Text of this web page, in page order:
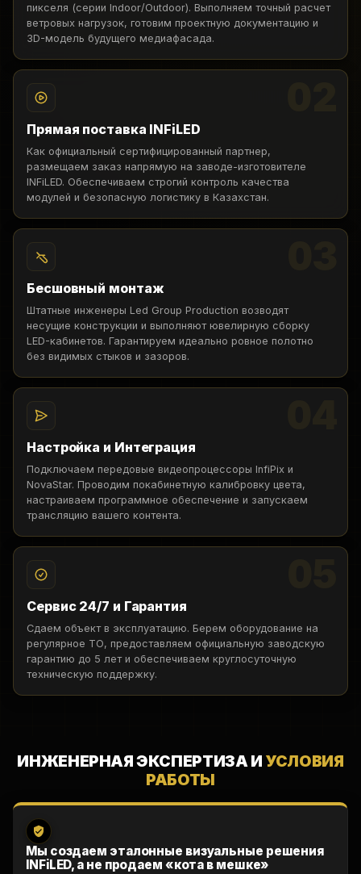
пикселя (серии Indoor/Outdoor). Выполняем точный расчет
ветровых нагрузок, готовим проектную документацию и
3D-модель будущего медиафасада.
Прямая поставка INFiLED
Как официальный сертифицированный партнер,
размещаем заказ напрямую на заводе-изготовителе
INFiLED. Обеспечиваем строгий контроль качества
модулей и безопасную логистику в Казахстан.
Бесшовный монтаж
Штатные инженеры Led Group Production возводят
несущие конструкции и выполняют ювелирную сборку
LED-кабинетов. Гарантируем идеально ровное полотно
без видимых стыков и зазоров.
Настройка и Интеграция
Подключаем передовые видеопроцессоры InfiPix и
NovaStar. Проводим покабинетную калибровку цвета,
настраиваем программное обеспечение и запускаем
трансляцию вашего контента.
Сервис 24/7 и Гарантия
Сдаем объект в эксплуатацию. Берем оборудование на
регулярное ТО, предоставляем официальную заводскую
гарантию до 5 лет и обеспечиваем круглосуточную
техническую поддержку.
ИНЖЕНЕРНАЯ ЭКСПЕРТИЗА И УСЛОВИЯ
РАБОТЫ
Мы создаем эталонные визуальные решения
INFiLED, а не продаем «кота в мешке»